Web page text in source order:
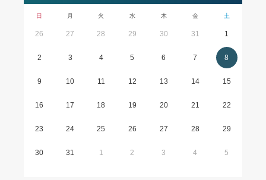
日 月 火 水 木 金 土
26 27 28 29 30 31 1
2 3 4 5 6 7 8
9 10 11 12 13 14 15
16 17 18 19 20 21 22
23 24 25 26 27 28 29
30 31 1 2 3 4 5